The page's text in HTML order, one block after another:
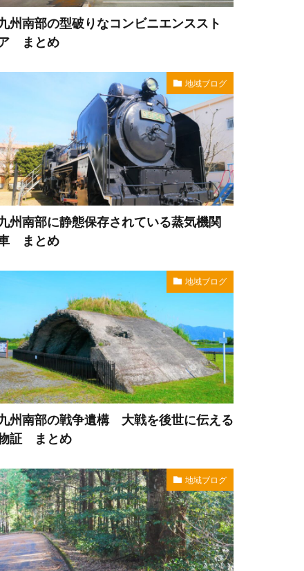
州南部の型破りなコンビニエンススト
まとめ
地域ブログ
州南部に静態保存されている蒸気機関
まとめ
地域ブログ
州南部の戦争遺構 大戦を後世に伝える
証 まとめ
地域ブログ